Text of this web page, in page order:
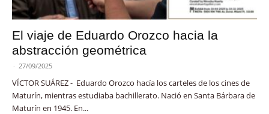
El viaje de Eduardo Orozco hacia la
abstracción geométrica
- 27/09/2025
VÍCTOR SUÁREZ - Eduardo Orozco hacía los carteles de los cines de
Maturín, mientras estudiaba bachillerato. Nació en Santa Bárbara de
Maturín en 1945. En...